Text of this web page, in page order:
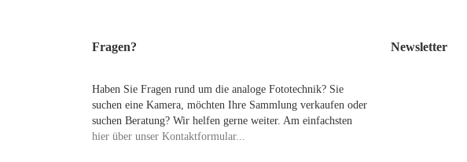
Fragen?
Haben Sie Fragen rund um die analoge Fototechnik? Sie
suchen eine Kamera, möchten Ihre Sammlung verkaufen oder
suchen Beratung? Wir helfen gerne weiter. Am einfachsten
hier über unser Kontaktformular...
Newsletter